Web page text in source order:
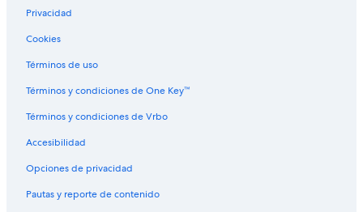
Hoteles cerca de Estación de metro Universal City
Hoteles cerca de Área de entretenimientos Universal
CityWalk
Hoteles cerca de Estudio cinematográfico Warner
Hoteles 5 estrellas en Hollywood Hills
Privacidad
Cookies
Términos de uso
Términos y condiciones de One Key™
Términos y condiciones de Vrbo
Accesibilidad
Opciones de privacidad
Pautas y reporte de contenido